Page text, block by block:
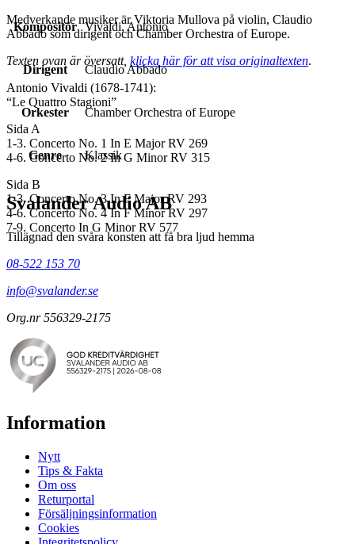
Medverkande musiker är Viktoria Mullova på violin, Claudio
Abbado som dirigent och Chamber Orchestra of Europe.
Texten ovan är översatt, klicka här för att visa originaltexten.
Antonio Vivaldi (1678-1741):
“Le Quattro Stagioni”
Sida A
1-3. Concerto No. 1 In E Major RV 269
4-6. Concerto No. 2 In G Minor RV 315
Sida B
1-3. Concerto No. 3 In F Major RV 293
4-6. Concerto No. 4 In F Minor RV 297
7-9. Concerto In G Minor RV 577
Kompositör Vivaldi, Antonio
Dirigent Claudio Abbado
Orkester Chamber Orchestra of Europe
Genre Klassik
Svalander Audio AB
Tillägnad den svåra konsten att få bra ljud hemma
08-522 153 70
info@svalander.se
Org.nr 556329-2175
Information
Nytt
Tips & Fakta
Om oss
Returportal
Försäljningsinformation
Cookies